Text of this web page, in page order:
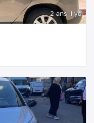
2 ans Il ya